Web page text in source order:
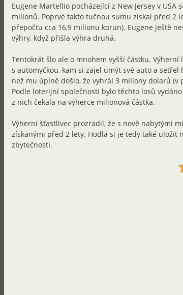
Eugene Martellio pocházející z New Jersey v
milionů. Poprvé takto tučnou sumu získal před 2
přepočtu cca 16,9 milionu korun). Eugene ještě
výhry, když přišla výhra druhá.
Tentokrát šlo ale o mnohem vyšší částku.
s automyčkou, kam si zajel umýt své auto a
než mu úplně došlo, že vyhrál 3 miliony dolarů
Podle loterijní společnosti bylo těchto losů
z nich čekala na výherce milionová částka.
Výherní šťastlivec prozradil, že s nově nabytými
získanými před 2 lety. Hodlá si je tedy také uložit
zbytečnosti.